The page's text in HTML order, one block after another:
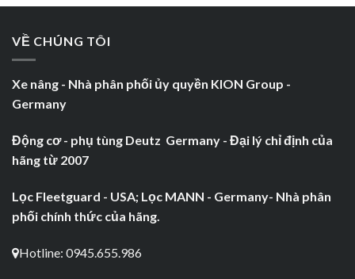
VỀ CHÚNG TÔI
Xe nâng - Nhà phân phối ủy quyền KION Group -
Germany
Động cơ - phụ tùng Deutz Germany - Đại lý chỉ định của
hãng từ 2007
Lọc Fleetguard - USA; Lọc MANN - Germany- Nhà phân
phối chính thức của hãng.
Hotline: 0945.655.986